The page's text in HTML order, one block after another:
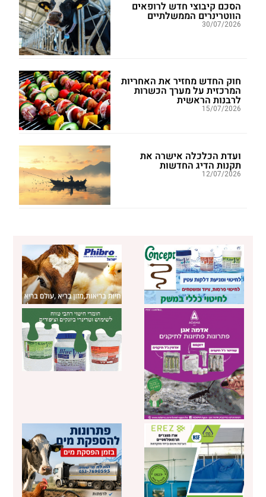
הסכם קיבוצי חדש לרופאים
הווטרינרים הממשלתיים
30/07/2026
חוק החדש מחזיר את האחריות
המרכזית על מערך הכשרות
לרבנות הראשית
15/07/2026
ועדת הכלכלה אישרה את
תקנות הדיג החדשות
12/07/2026